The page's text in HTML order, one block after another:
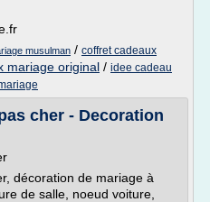
musulman / coffret cadeaux
mariage original / idee cadeau
cher - Decoration
décoration de mariage à
de salle, noeud voiture,